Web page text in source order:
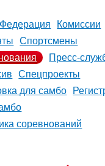
Федерация
Комиссии
Спортсмены
Пресс-
Спецпроекты
для самбо
соревнований